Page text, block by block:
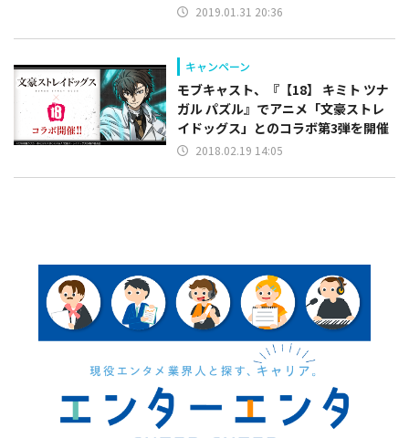
2019.01.31 20:36
キャンペーン
モブキャスト、『【18】 キミト ツナ
ガル パズル』でアニメ「文豪ストレ
イドッグス」とのコラボ第3弾を開催
2018.02.19 14:05